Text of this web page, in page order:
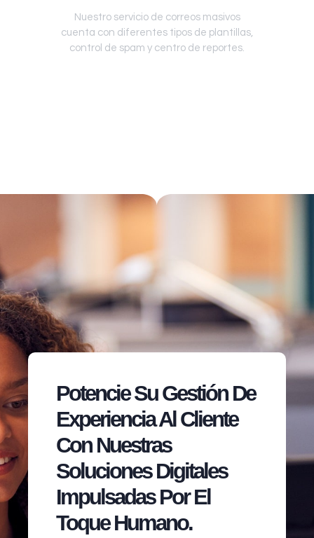
Nuestro servicio de correos masivos
cuenta con diferentes tipos de plantillas,
control de spam y centro de reportes.
Potencie Su Gestión De
Experiencia Al Cliente
Con Nuestras
Soluciones Digitales
Impulsadas Por El
Toque Humano.